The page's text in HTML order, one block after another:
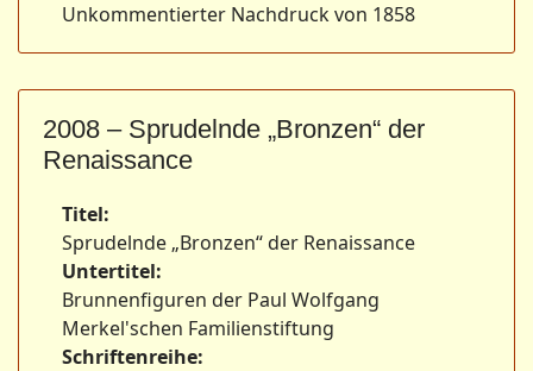
Unkommentierter Nachdruck von 1858
2008 – Sprudelnde „Bronzen“ der
Renaissance
Titel:
Sprudelnde „Bronzen“ der Renaissance
Untertitel:
Brunnenfiguren der Paul Wolfgang
Merkel'schen Familienstiftung
Schriftenreihe: